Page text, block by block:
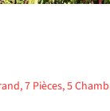
7 Pièces, 5